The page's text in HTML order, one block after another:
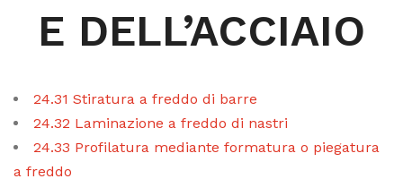
E DELL’ACCIAIO
24.31 Stiratura a freddo di barre
24.32 Laminazione a freddo di nastri
24.33 Profilatura mediante formatura o piegatura
a freddo